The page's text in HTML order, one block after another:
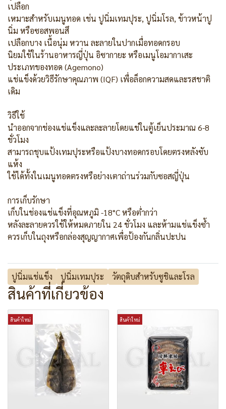
เปลือก
เหมาะสำหรับเมนูทอด เช่น ปูนิ่มเทมปุระ, ปูนิ่มโรล, ข้าวหน้าปู
นิ่ม หรือซอสพอนสึ
เปลือกบาง เนื้อนุ่ม หวาน ละลายในปากเมื่อทอดกรอบ
นิยมใช้ในร้านอาหารญี่ปุ่น อิซากายะ หรือเมนูโอมากาเสะ
ประเภทของทอด (Agemono)
แช่แข็งด้วยวิธีรักษาคุณภาพ (IQF) เพื่อล็อกความสดและรสชาติ
เดิม
วิธีใช้
นำออกจากช่องแช่แข็งและละลายโดยแช่ในตู้เย็นประมาณ 6-8
ชั่วโมง
สามารถชุบแป้งเทมปุระหรือแป้งบางทอดกรอบโดยตรงหลังซับ
แห้ง
ใช้ได้ทั้งในเมนูทอดตรงหรือย่างเตาถ่านร่วมกับซอสญี่ปุ่น
การเก็บรักษา
เก็บในช่องแช่แข็งที่อุณหภูมิ -18°C หรือต่ำกว่า
หลังละลายควรใช้ให้หมดภายใน 24 ชั่วโมง และห้ามแช่แข็งซ้ำ
ควรเก็บในถุงหรือกล่องสุญญากาศเพื่อป้องกันกลิ่นปะปน
ปูนิ่มแช่แข็ง ปูนิ่มเทมปุระ วัตถุดิบสำหรับซูชิและโรล
สินค้าที่เกี่ยวข้อง
สินค้าใหม่ สินค้าใหม่